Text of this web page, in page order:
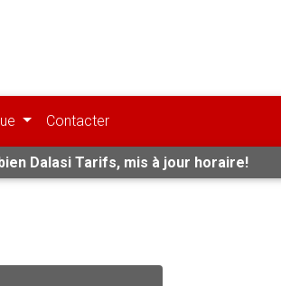
Contacter
Dalasi Tarifs, mis à jour horaire!